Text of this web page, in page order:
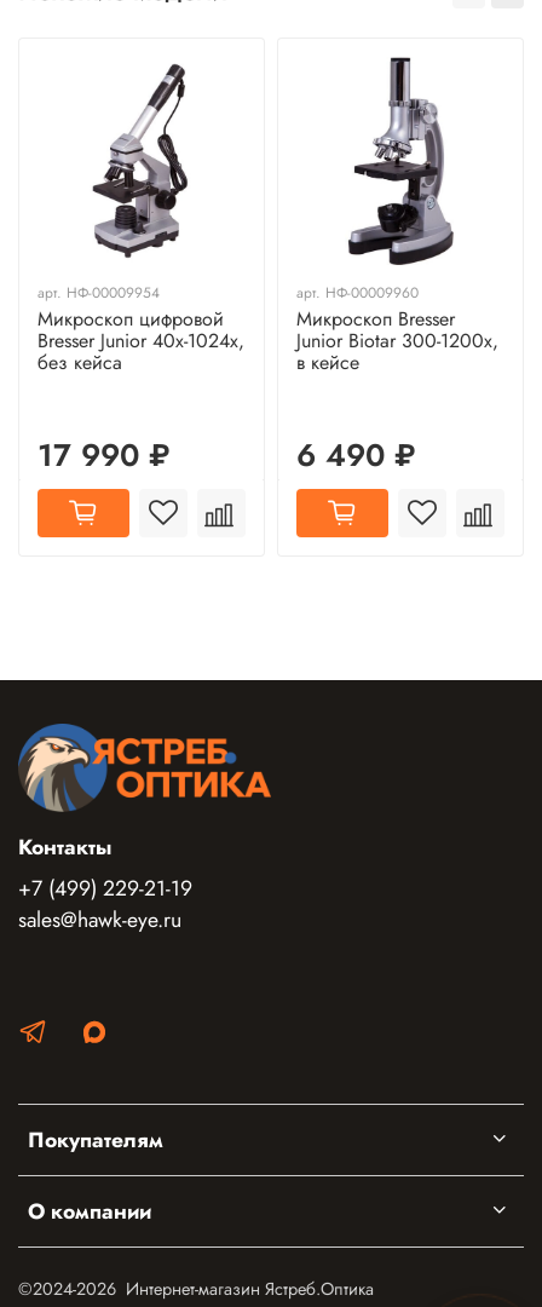
арт. НФ-00009954
Микроскоп цифровой
Bresser Junior 40x-1024x,
без кейса
17 990 ₽
арт. НФ-00009960
Микроскоп Bresser
Junior Biotar 300-1200x,
в кейсе
6 490 ₽
Покупателям
О компании
Контакты
+7 (499) 229-21-19
sales@hawk-eye.ru
©2024-2026 Интернет-магазин Ястреб.Оптика